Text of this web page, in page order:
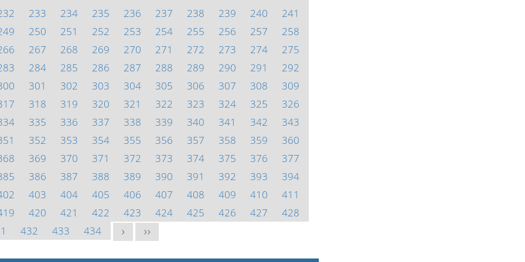
233 234 235 236 237 238 239 240
241
250 251 252 253 254 255 256 257
258
267 268 269 270 271 272 273 274
275
284 285 286 287 288 289 290 291
292
301 302 303 304 305 306 307 308
309
318 319 320 321 322 323 324 325
326
335 336 337 338 339 340 341 342
343
352 353 354 355 356 357 358 359
360
369 370 371 372 373 374 375 376
377
386 387 388 389 390 391 392 393
394
403 404 405 406 407 408 409 410
411
420 421 422 423 424 425 426 427
428
432 433 434 > >>